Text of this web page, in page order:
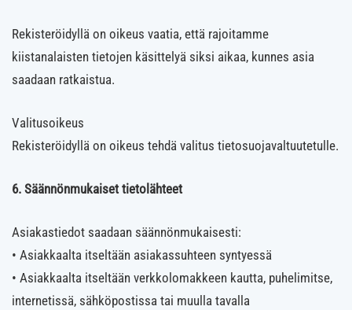
Rekisteröidyllä on oikeus vaatia, että rajoitamme
kiistanalaisten tietojen käsittelyä siksi aikaa, kunnes asia
saadaan ratkaistua.
Valitusoikeus
Rekisteröidyllä on oikeus tehdä valitus tietosuojavaltuutetulle.
6. Säännönmukaiset tietolähteet
Asiakastiedot saadaan säännönmukaisesti:
• Asiakkaalta itseltään asiakassuhteen syntyessä
• Asiakkaalta itseltään verkkolomakkeen kautta, puhelimitse,
internetissä, sähköpostissa tai muulla tavalla